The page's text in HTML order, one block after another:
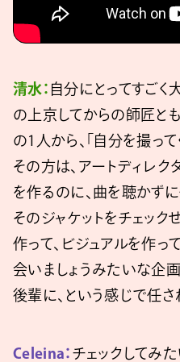
清水： 自分にとってすごく
の上京してからの師匠と
の1人から、「自分を撮っ
その方は、アートディレク
を作るのに、曲を聴かず
そのジャケットをチェック
作って、ビジュアルを作っ
会いましょうみたいな企
後輩に、という感じで任さ
Celeina： チェックしてみた